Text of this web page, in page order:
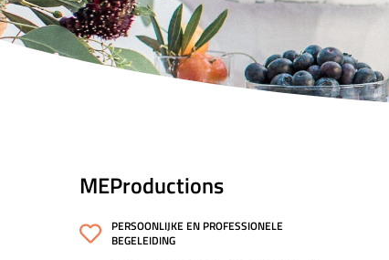
MEProductions
PERSOONLIJKE EN PROFESSIONELE
BEGELEIDING